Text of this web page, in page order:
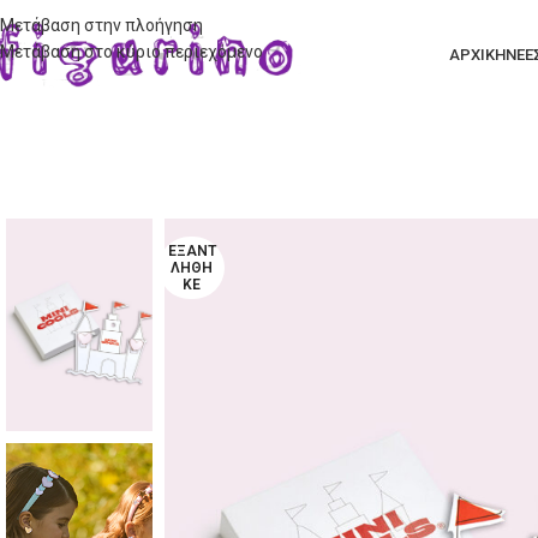
Μετάβαση στην πλοήγηση
Μετάβαση στο κύριο περιεχόμενο
ΑΡΧΙΚΗ
ΕΞΑΝΤ
ΛΉΘΗ
ΚΕ